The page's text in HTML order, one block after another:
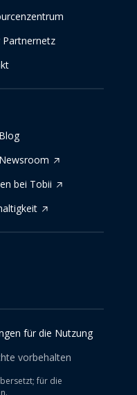
Partnernetz
bei Tobii
für die Nutzung
vorbehalten
für die